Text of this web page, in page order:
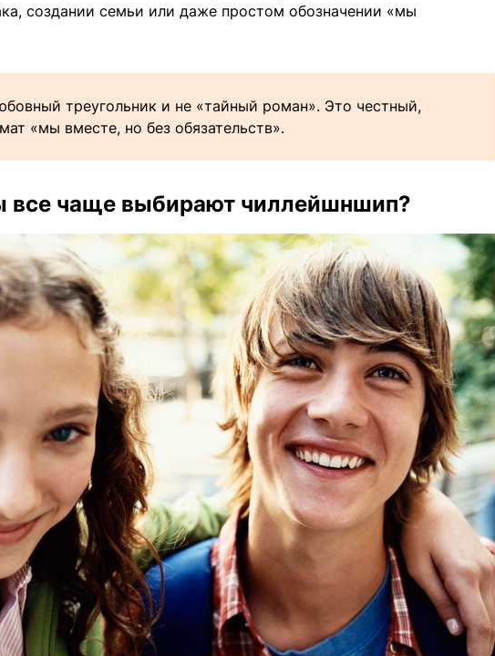
создании семьи или даже простом обозначении «мы
треугольник и не «тайный роман». Это честный,
«мы вместе, но без обязательств».
все чаще выбирают чиллейшншип?